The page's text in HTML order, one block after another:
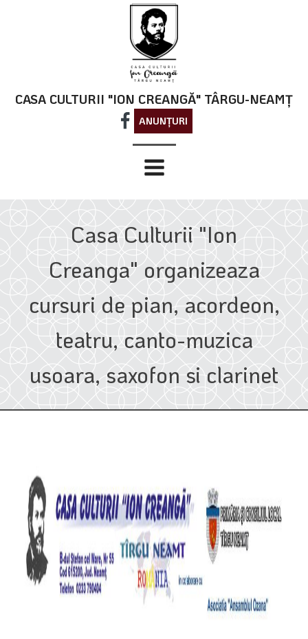
CASA CULTURII "ION CREANGĂ" TÂRGU-NEAMȚ
ANUNȚURI
Casa Culturii "Ion
Creanga" organizeaza
cursuri de pian, acordeon,
teatru, canto-muzica
usoara, saxofon si clarinet